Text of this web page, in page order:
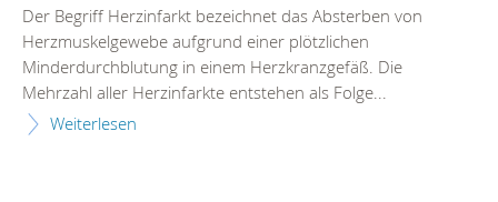
Der Begriff Herzinfarkt bezeichnet das Absterben von
Herzmuskelgewebe aufgrund einer plötzlichen
Minderdurchblutung in einem Herzkranzgefäß. Die
Mehrzahl aller Herzinfarkte entstehen als Folge...
Weiterlesen